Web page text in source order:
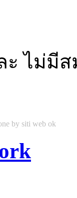
ะ ไม่มี
by siti web ok